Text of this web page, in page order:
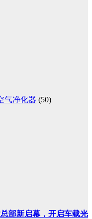
气净化器 (50)
部新启幕，开启车载光